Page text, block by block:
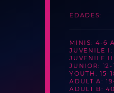
EDADES:
MINIS: 4-6
JUVENILE I:
JUVENILE
JUNIOR: 12-
YOUTH: 15-
ADULT A:
ADULT B: